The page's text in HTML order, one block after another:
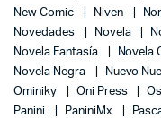
New Comic
Niven
Novedades
Novela
Novela Fantasía
Novela
Novela Negra
Nuevo
Ominiky
Oni Press
Panini
PaniniMx